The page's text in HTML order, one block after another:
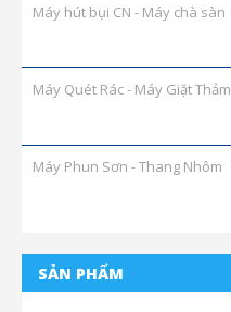
Máy hút bụi CN - Máy chà sàn
Máy Quét Rác - Máy Giặt Thảm
Máy Phun Sơn - Thang Nhôm
SẢN PHẨM